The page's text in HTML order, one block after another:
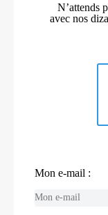
N’attends
avec nos
Mon e-mail :